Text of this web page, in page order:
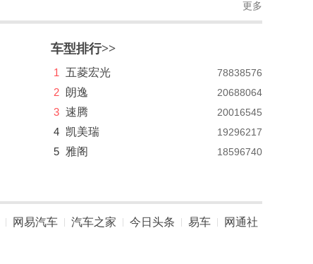
更多
车型排行>>
1 五菱宏光 78838576
2 朗逸 20688064
3 速腾 20016545
4 凯美瑞 19296217
5 雅阁 18596740
网易汽车 汽车之家 今日头条 易车 网通社